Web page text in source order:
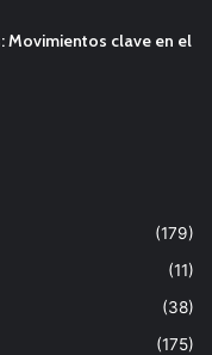
Movimientos clave en el
(179)
(11)
(38)
(175)